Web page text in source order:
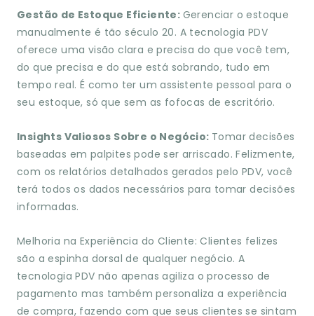
Gestão de Estoque Eficiente: Gerenciar o estoque
manualmente é tão século 20. A tecnologia PDV
oferece uma visão clara e precisa do que você tem,
do que precisa e do que está sobrando, tudo em
tempo real. É como ter um assistente pessoal para o
seu estoque, só que sem as fofocas de escritório.
Insights Valiosos Sobre o Negócio: Tomar decisões
baseadas em palpites pode ser arriscado. Felizmente,
com os relatórios detalhados gerados pelo PDV, você
terá todos os dados necessários para tomar decisões
informadas.
Melhoria na Experiência do Cliente: Clientes felizes
são a espinha dorsal de qualquer negócio. A
tecnologia PDV não apenas agiliza o processo de
pagamento mas também personaliza a experiência
de compra, fazendo com que seus clientes se sintam